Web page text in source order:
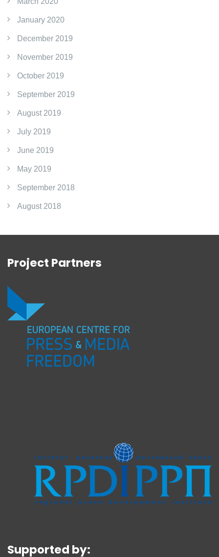
January 2020
December 2019
November 2019
October 2019
September 2019
August 2019
July 2019
June 2019
May 2019
September 2018
August 2018
Project Partners
Supported by: